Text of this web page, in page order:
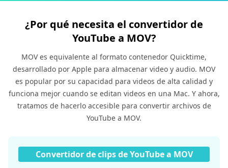
¿Por qué necesita el convertidor de
YouTube a MOV?
MOV es equivalente al formato contenedor Quicktime,
desarrollado por Apple para almacenar video y audio. MOV
es popular por su capacidad para videos de alta calidad y
funciona mejor cuando se editan videos en una Mac. Y ahora,
tratamos de hacerlo accesible para convertir archivos de
YouTube a MOV.
Convertidor de clips de YouTube a MOV